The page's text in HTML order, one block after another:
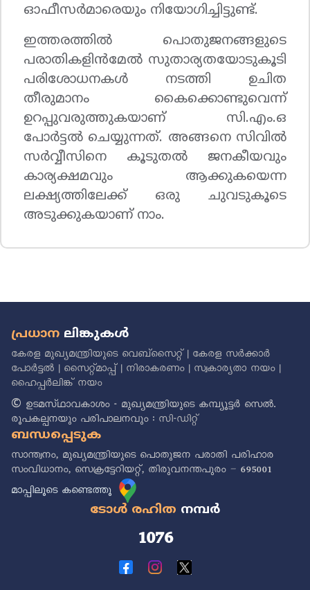
ഓഫീസര്‍മാരെയും നിയോഗിച്ചിട്ടുണ്ട്.
ഇത്തരത്തില്‍ പൊതുജനങ്ങളുടെ
പരാതികളിന്‍മേല്‍ സുതാര്യതയോടുകൂടി
പരിശോധനകള്‍ നടത്തി ഉചിത
തീരുമാനം കൈക്കൊണ്ടുവെന്ന്
ഉറപ്പുവരുത്തുകയാണ് സി.എം.ഒ
പോര്‍ട്ടല്‍ ചെയ്യുന്നത്. അങ്ങനെ സിവില്‍
സര്‍വ്വീസിനെ കൂടുതല്‍ ജനകീയവും
കാര്യക്ഷമവും ആക്കുകയെന്ന
ലക്ഷ്യത്തിലേക്ക് ഒരു ചുവടുകൂടെ
അടുക്കുകയാണ് നാം.
പ്രധാന ലിങ്കുകൾ
കേരള മുഖ്യമന്ത്രിയുടെ വെബ്സൈറ്റ്| കേരള സർക്കാർ
പോർട്ടൽ | സൈറ്റ്മാപ്പ്| നിരാകരണം| സ്വകാര്യതാ നയം|
ഹൈപ്പർലിങ്ക് നയം
© ഉടമസ്‌ഥാവകാശം - മുഖ്യമന്ത്രിയുടെ കമ്പ്യൂട്ടർ സെൽ.
രൂപകല്പനയും പരിപാലനവും : സി-ഡിറ്റ്
ബന്ധപ്പെടുക
സാന്ത്വനം, മുഖ്യമന്ത്രിയുടെ പൊതുജന പരാതി പരിഹാര
സംവിധാനം, സെക്രട്ടേറിയറ്റ്, തിരുവനന്തപുരം – 695001
മാപ്പിലൂടെ കണ്ടെത്തൂ
ടോൾ രഹിത നമ്പർ
1076